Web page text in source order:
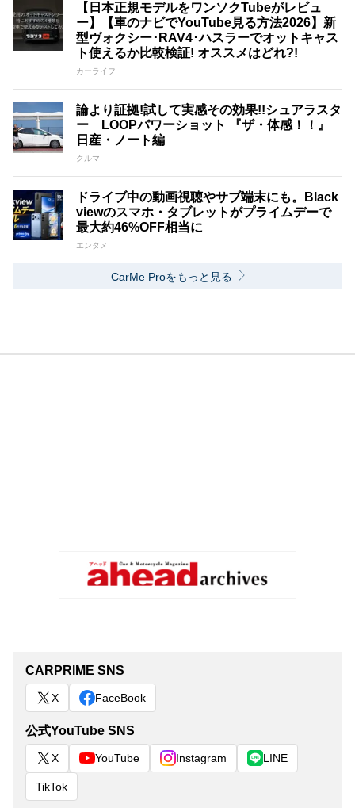
【日本正規モデルをワンソクTubeがレビュ
ー】【車のナビでYouTube見る方法2026】新
型ヴォクシー･RAV4･ハスラーでオットキャス
ト使えるか比較検証! オススメはどれ?!
カーライフ
論より証拠!試して実感その効果!!シュアラスタ
ー LOOPパワーショット 『ザ・体感！！』
日産・ノート編
クルマ
ドライブ中の動画視聴やサブ端末にも。Black
viewのスマホ・タブレットがプライムデーで
最大約46%OFF相当に
エンタメ
CarMe Proをもっと見る
CARPRIME SNS
X FaceBook
公式YouTube SNS
X YouTube Instagram LINE
TikTok